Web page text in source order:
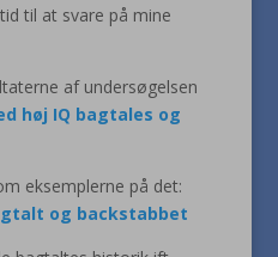
til at svare på mine
af undersøgelsen
høj IQ bagtales og
eksemplerne på det:
og backstabbet